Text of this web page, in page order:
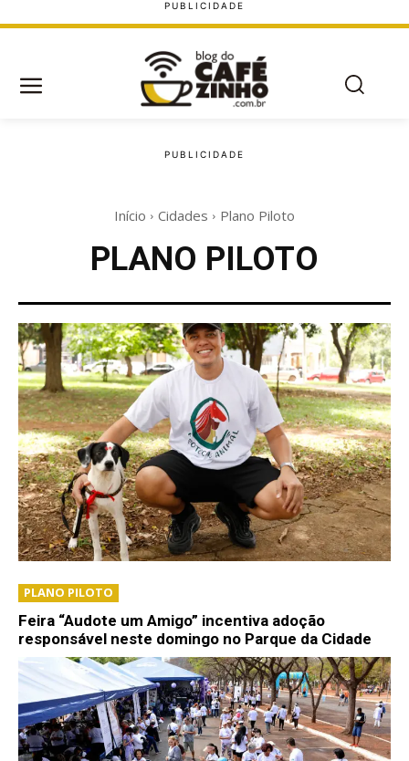
Início Cidades Plano Piloto
PLANO PILOTO
PLANO PILOTO
Feira “Audote um Amigo” incentiva adoção
responsável neste domingo no Parque da Cidade